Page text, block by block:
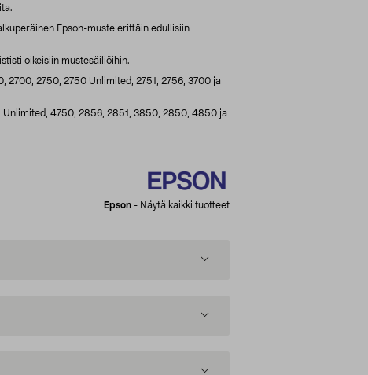
Epson-muste erittäin edullisiin
oikeisiin mustesäiliöihin.
2700, 2750, 2750 Unlimited, 2751, 2756, 3700 ja
Unlimited, 4750, 2856, 2851, 3850, 2850, 4850 ja
Epson - Näytä kaikki tuotteet